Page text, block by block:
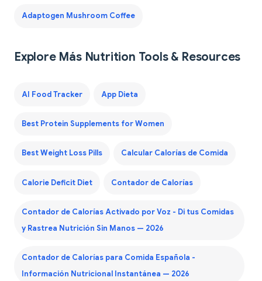
Adaptogen Mushroom Coffee
Explore Más Nutrition Tools & Resources
AI Food Tracker App Dieta
Best Protein Supplements for Women
Best Weight Loss Pills Calcular Calorías de Comida
Calorie Deficit Diet Contador de Calorías
Contador de Calorías Activado por Voz - Di tus Comidas
y Rastrea Nutrición Sin Manos — 2026
Contador de Calorías para Comida Española -
Información Nutricional Instantánea — 2026